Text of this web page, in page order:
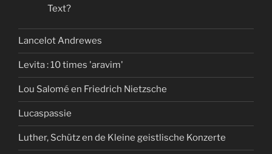
Text?
Lancelot Andrewes
Levita : 10 times 'aravim'
Lou Salomé en Friedrich Nietzsche
Lucaspassie
Luther, Schütz en de Kleine geistlische Konzerte